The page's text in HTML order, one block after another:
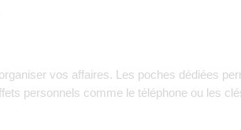
vos affaires. Les poches dédiées
personnels comme le téléphone ou les